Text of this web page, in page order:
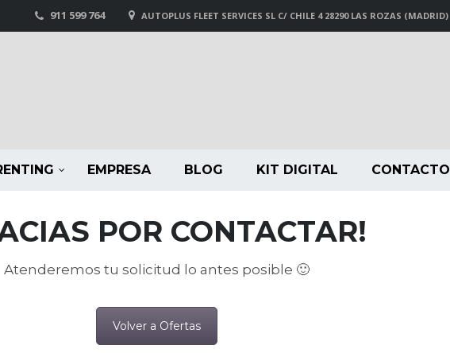
AUTOPLUS FLEET SERVICES SL C/ CHILE 4 28290 LAS ROZAS (MADRID)
911 599 764
EMPRESA BLOG KIT DIGITAL CONTACTO
POR CONTACTAR!
Atenderemos tu solicitud lo antes posible 🙂
Volver a Ofertas